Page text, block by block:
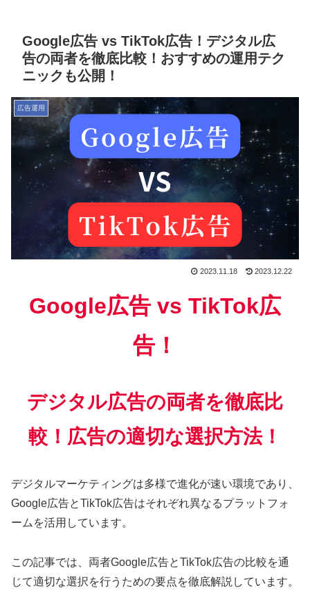
Google広告 vs TikTok広告！デジタル広
告の両者を徹底比較！おすすめの運用テク
ニックも公開！
広告運用
2023.11.18 2023.12.22
Google広告 vs TikTok広
告！
デジタル広告の両者を徹底比
較！広告の適切な選択方法！
デジタルマーケティングは多様で進化が速い環境であり、
Google広告とTikTok広告はそれぞれ異なるプラットフォ
ームを活用しています。
この記事では、両者Google広告とTikTok広告の比較を通
じて適切な選択を行うための要点を徹底解説しています。